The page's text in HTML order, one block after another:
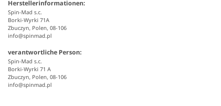
Herstellerinformationen:
Spin-Mad s.c.
Borki-Wyrki 71A
Zbuczyn, Polen, 08-106
info@spinmad.pl
verantwortliche Person:
Spin-Mad s.c.
Borki-Wyrki 71 A
Zbuczyn, Polen, 08-106
info@spinmad.pl